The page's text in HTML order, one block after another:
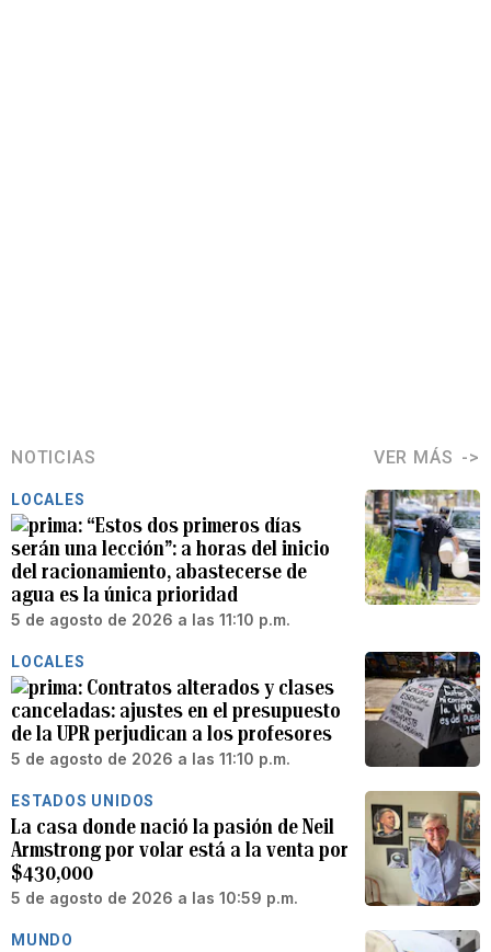
NOTICIAS VER MÁS
LOCALES
“Estos dos primeros días
serán una lección”: a horas del inicio
del racionamiento, abastecerse de
agua es la única prioridad
5 de agosto de 2026 a las 11:10 p.m.
LOCALES
Contratos alterados y clases
canceladas: ajustes en el presupuesto
de la UPR perjudican a los profesores
5 de agosto de 2026 a las 11:10 p.m.
ESTADOS UNIDOS
La casa donde nació la pasión de Neil
Armstrong por volar está a la venta por
$430,000
5 de agosto de 2026 a las 10:59 p.m.
MUNDO